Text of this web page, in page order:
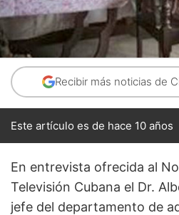
Recibir más noticias de
Este artículo es de hace 10 años
En entrevista ofrecida al
Televisión Cubana el Dr.
jefe del departamento de